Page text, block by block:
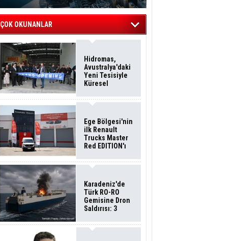
ÇOK OKUNANLAR
Hidromas,
Avustralya'daki
Yeni Tesisiyle
Küresel
Sürdürüyor
Ege Bölgesi'nin
ilk Renault
Trucks Master
Red EDITION'ı
Filosuna Katıldı
Karadeniz'de
Türk RO-RO
Gemisine Dron
Saldırısı: 3
Durumu Ağır